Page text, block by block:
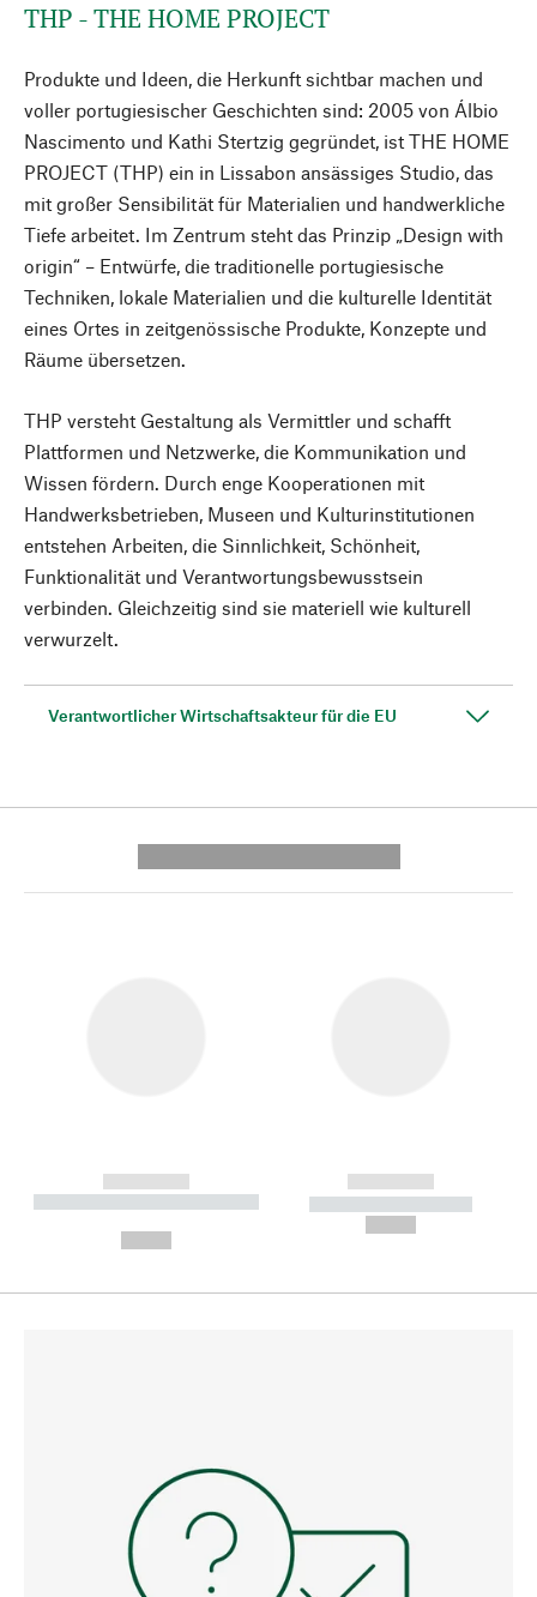
THP - THE HOME PROJECT
Produkte und Ideen, die Herkunft sichtbar machen und
voller portugiesischer Geschichten sind: 2005 von Álbio
Nascimento und Kathi Stertzig gegründet, ist THE HOME
PROJECT (THP) ein in Lissabon ansässiges Studio, das
mit großer Sensibilität für Materialien und handwerkliche
Tiefe arbeitet. Im Zentrum steht das Prinzip „Design with
origin“ – Entwürfe, die traditionelle portugiesische
Techniken, lokale Materialien und die kulturelle Identität
eines Ortes in zeitgenössische Produkte, Konzepte und
Räume übersetzen.
THP versteht Gestaltung als Vermittler und schafft
Plattformen und Netzwerke, die Kommunikation und
Wissen fördern. Durch enge Kooperationen mit
Handwerksbetrieben, Museen und Kulturinstitutionen
entstehen Arbeiten, die Sinnlichkeit, Schönheit,
Funktionalität und Verantwortungsbewusstsein
verbinden. Gleichzeitig sind sie materiell wie kulturell
verwurzelt.
Verantwortlicher Wirtschaftsakteur für die EU
------------
----------- ----------- --------
------------
----------- -----------